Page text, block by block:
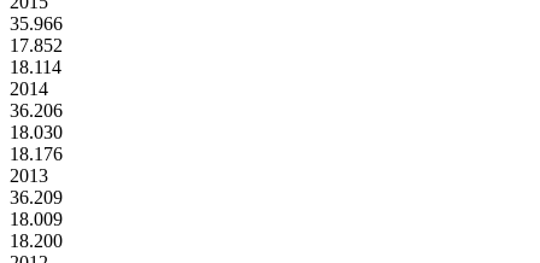
35.966
17.852
18.114
2014
36.206
18.030
18.176
2013
36.209
18.009
18.200